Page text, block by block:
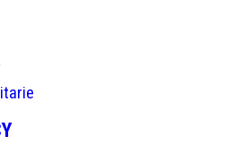
(APRE
IN
UNA
NUOVA
(APRE